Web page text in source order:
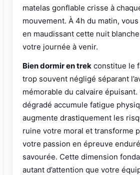
matelas gonflable crisse à
mouvement. À 4h du matin,
en maudissant cette nuit
votre journée à venir.
Bien dormir en trek constitue le
trop souvent négligé séparant
mémorable du calvaire épuisant.
dégradé accumule fatigue
augmente drastiquement les
ruine votre moral et transforme
votre passion en épreuve
savourée. Cette dimension
autant d’attention que votre